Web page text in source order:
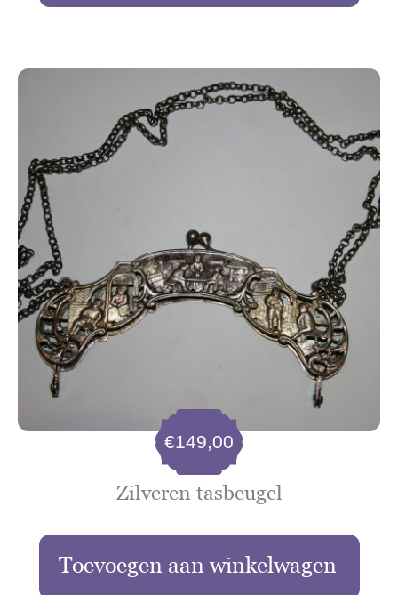
Zilveren tasbeugel
€149,00
Toevoegen aan winkelwagen